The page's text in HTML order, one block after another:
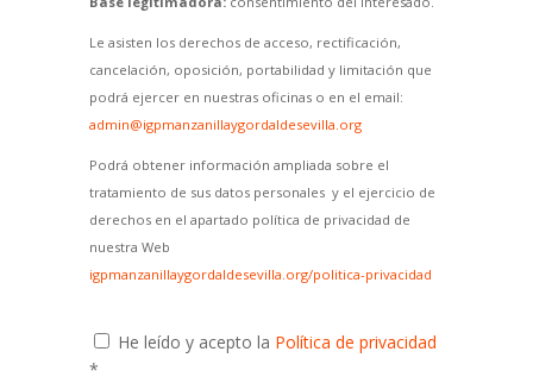
Le asisten los derechos de acceso, rectificación,
cancelación, oposición, portabilidad y limitación que
podrá ejercer en nuestras oficinas o en el email:
admin@igpmanzanillaygordaldesevilla.org
Podrá obtener información ampliada sobre el
tratamiento de sus datos personales y el ejercicio de
derechos en el apartado política de privacidad de
nuestra Web
igpmanzanillaygordaldesevilla.org/politica-privacidad
He leído y acepto la Política de privacidad
*